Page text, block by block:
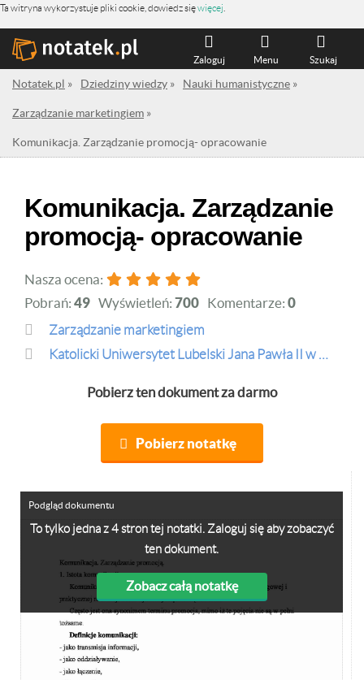
Ta witryna wykorzystuje pliki cookie, dowiedz sięwięcej
Szukaj
Menu
Zaloguj
Notatek.pl » Dziedziny wiedzy » Nauki humanistyczne »
Zarządzanie marketingiem »
Komunikacja. Zarządzanie promocją- opracowanie
Komunikacja. Zarządzanie
promocją- opracowanie
Nasza ocena:
Pobrań: 49 Wyświetleń: 700 Komentarze: 0
Zarządzanie marketingiem
Katolicki Uniwersytet Lubelski Jana Pawła II w Lublinie
Pobierz ten dokument za darmo
Pobierz notatkę
To tylko jedna z 4 stron tej notatki. Zaloguj się aby zobaczyć
ten dokument.
Zobacz całą notatkę
Podgląd dokumentu